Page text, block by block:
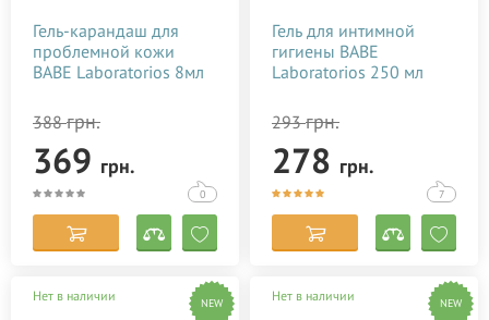
Гель-карандаш для
проблемной кожи
BABE Laboratorios 8мл
388грн.
369 грн.
0
Гель для интимной
гигиены BABE
Laboratorios 250 мл
293грн.
278 грн.
7
Нет в наличии NEW Нет в наличии NEW